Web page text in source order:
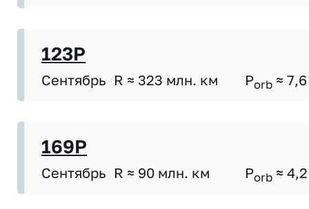
123P
Сентябрь R ≈ 323 млн. км Porb ≈ 7,6
169P
Сентябрь R ≈ 90 млн. км Porb ≈ 4,2